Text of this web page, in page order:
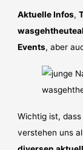
Aktuelle Infos,
Events, aber
Wichtig ist,
verstehen uns